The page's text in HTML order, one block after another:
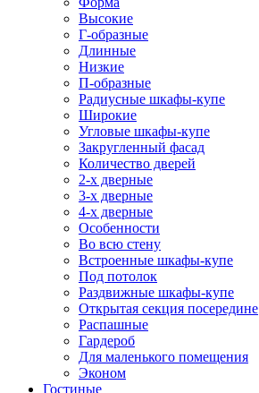
Высокие
Г-образные
Длинные
Низкие
П-образные
Радиусные шкафы-купе
Широкие
Угловые шкафы-купе
Закругленный фасад
Количество дверей
2-х дверные
3-х дверные
4-х дверные
Особенности
Во всю стену
Встроенные шкафы-купе
Под потолок
Раздвижные шкафы-купе
Открытая секция посередине
Распашные
Гардероб
Для маленького помещения
Эконом
Гостиные